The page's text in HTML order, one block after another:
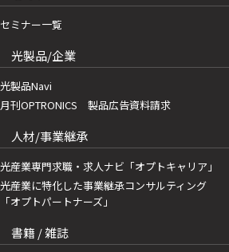
セミナー一覧
光製品/企業
光製品Navi
月刊OPTRONICS 製品広告資料請求
人材/事業継承
光産業専門求職・求人ナビ「オプトキャリア」
光産業に特化した事業継承コンサルティング
「オプトパートナーズ」
書籍 / 雑誌